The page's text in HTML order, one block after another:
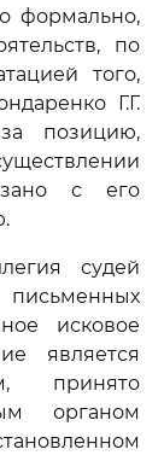
формально,
по
того,
Г.Г.
позицию,
с его
судей
исковое
является
принято
органом